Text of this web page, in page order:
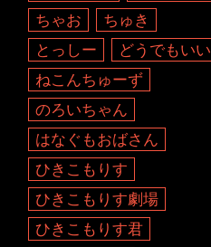
ちゃお
ちゅき
とっしー
どうでもいい
ねこんちゅーず
のろいちゃん
はなぐもおばさん
ひきこもりす
ひきこもりす劇場
ひきこもりす君